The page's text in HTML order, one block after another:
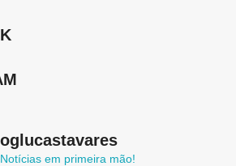
em primeira mão!